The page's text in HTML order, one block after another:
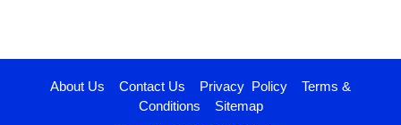
About Us Contact Us Privacy Policy
Terms &
Conditions
Sitemap